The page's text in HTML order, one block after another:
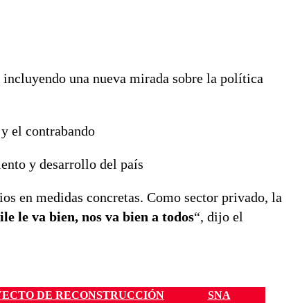
incluyendo una nueva mirada sobre la política
el contrabando
y desarrollo del país
en medidas concretas. Como sector privado, la
le va bien, nos va bien a todos“, dijo el
DE RECONSTRUCCIÓN SNA